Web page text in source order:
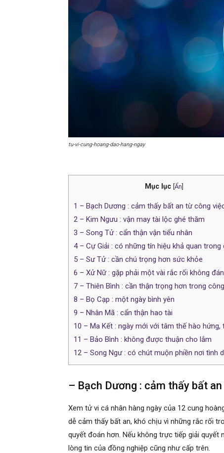
tu-vi-cung-hoang-dao-hang-ngay
Mục lục Ẩn
1 – Bạch Dương : cảm thấy bất an từ công
2 – Kim Ngưu : vận may tài lộc ghé thăm
3 – Song Tử : cẩn thận vận tiểu nhân
4– Cự Giải : có những tín hiệu khả quan trong
5 – Sư Tử : cần chú trọng hơn sức khỏe
6 – Xử Nữ : gặp phải một vài rắc rối không
7 – Thiên Bình : cần thận trọng hơn trong
8 – Bọ Cạp : một ngày bình yên
9 – Nhân Mã : cẩn thận hao tài
10 – Ma Kết : ngày mới với tâm thế hào hứng,
11 – Bảo Bình : không được thuận cho lắm
12 – Song Ngư : có chút muộn phiền nơi tình
– Bạch Dương : cảm thấy bất
Xem tử vi cá nhân hàng ngày của 12 cung
dễ cảm thấy bất an, khó chịu vì những rắc rối
quyết đoán hơn. Nếu không trực tiếp giải
lòng tin của đồng nghiệp cũng như cấp trên.